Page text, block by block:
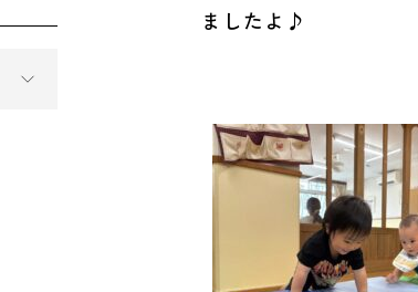
ましたよ♪